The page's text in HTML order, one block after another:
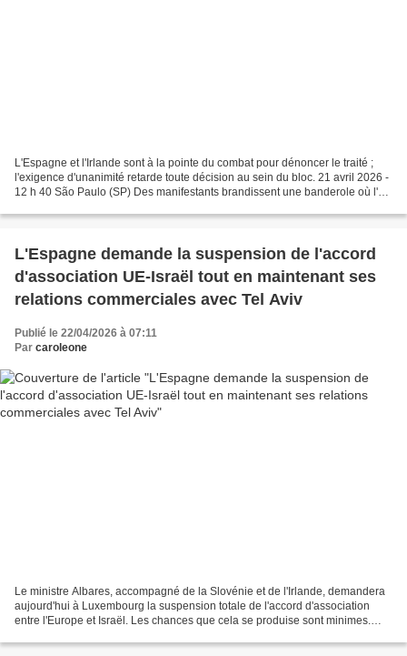
L'Espagne et l'Irlande sont à la pointe du combat pour dénoncer le traité ;
l'exigence d'unanimité retarde toute décision au sein du bloc. 21 avril 2026 -
12 h 40 São Paulo (SP) Des manifestants brandissent une banderole où l'on
L'Espagne demande la suspension de l'accord
d'association UE-Israël tout en maintenant ses
relations commerciales avec Tel Aviv
Publié le 22/04/2026 à 07:11
Par caroleone
Le ministre Albares, accompagné de la Slovénie et de l'Irlande, demandera
aujourd'hui à Luxembourg la suspension totale de l'accord d'association
entre l'Europe et Israël. Les chances que cela se produise sont minimes.